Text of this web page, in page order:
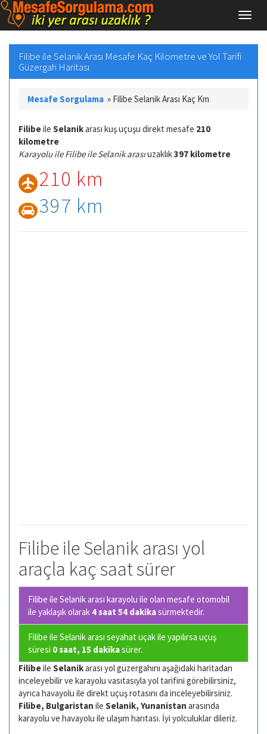
Filibe ile Selanik Arası Mesafe Kaç Kilometre ve Yol Tarifi
Güzergah Haritası
Mesafe Sorgulama » Filibe Selanik Arası Kaç Km
Filibeile Selanikarası kuş uçuşu direkt mesafe 210
kilometre
Karayolu ile Filibe ile Selanik arasıuzaklık397 kilometre
210 km
397 km
Filibe ile Selanik arası yol
araçla kaç saat sürer
Filibe ile Selanik arası karayolu ile olan mesafe otomobil
ile yaklaşık olarak 4 saat 54 dakikasürmektedir.
Filibe ile Selanik arası seyahat uçak ile yapılırsa uçuş
süresi 0 saat, 15 dakikasürer.
Filibeile Selanikarası yol güzergahını aşağıdaki haritadan
inceleyebilir ve karayolu vasıtasıyla yol tarifini görebilirsiniz,
ayrıca havayolu ile direkt uçuş rotasını da inceleyebilirsiniz.
Filibe, Bulgaristan ile Selanik, Yunanistan arasında
karayolu ve havayolu ile ulaşım harıtası. İyi yolculuklar dileriz.